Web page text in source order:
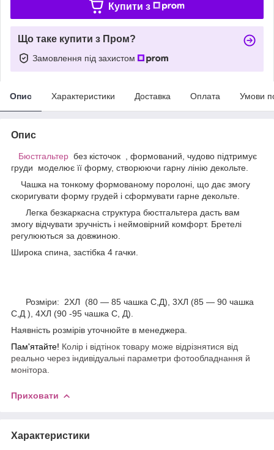
Купити з
Що таке купити з Пром?
Замовлення під захистом
Опис Характеристики Доставка Оплата Умови
Опис
Бюстгальтер без кісточок , формований, чудово підтримує
груди моделює її форму, створюючи гарну лінію декольте.
Чашка на тонкому формованому поролоні, що дає змогу
скоригувати форму грудей і сформувати гарне декольте.
Легка безкаркасна структура бюстгальтера дасть вам
змогу відчувати зручність і неймовірний комфорт. Бретелі
регулюються за довжиною.
Широка спина, застібка 4 гачки.
Розміри: 2ХЛ (80 — 85 чашка С,Д), 3ХЛ (85 — 90 чашка
С,Д ), 4ХЛ (90 -95 чашка С, Д).
Наявність розмірів уточнюйте в менеджера.
Пам'ятайте! Колір і відтінок товару може відрізнятися від
реально через індивідуальні параметри фотообладнання й
монітора.
Приховати
Характеристики